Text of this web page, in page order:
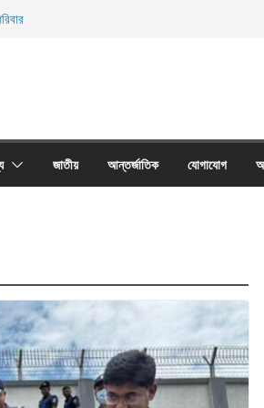
জাতীয় আন্তর্জাতিক যোগাযোগ